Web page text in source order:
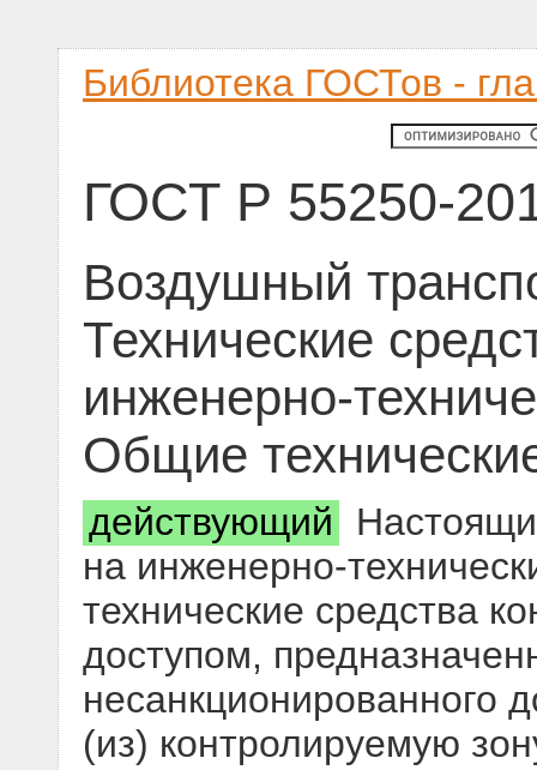
Библиотека ГОСТов -
ГОСТ Р 55250-
Воздушный
Технические
инженерно-
Общие
действующий
на инженерно-
технические средства
доступом,
несанкционированного
(из) контролируемую